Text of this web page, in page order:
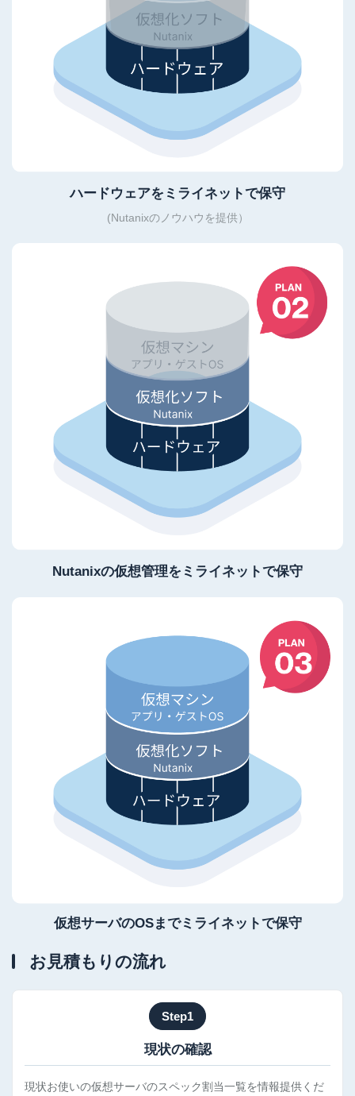
ハードウェアをミライネットで保守
(Nutanixのノウハウを提供）
Nutanixの仮想管理をミライネットで保守
仮想サーバのOSまでミライネットで保守
お見積もりの流れ
Step1
現状の確認
現状お使いの仮想サーバのスペック割当一覧を情報提供くだ